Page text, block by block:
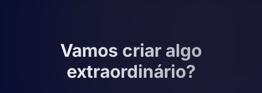
Vamos criar algo
extraordinário?